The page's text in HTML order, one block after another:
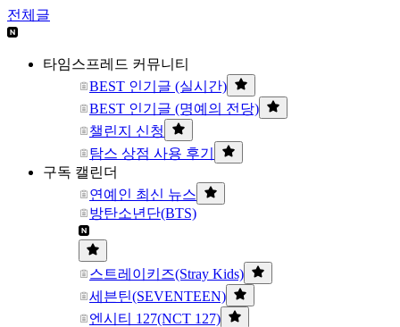
전체글
타임스프레드 커뮤니티
BEST 인기글 (실시간)
BEST 인기글 (명예의 전당)
챌린지 신청
탐스 상점 사용 후기
구독 캘린더
연예인 최신 뉴스
방탄소년단(BTS)
스트레이키즈(Stray Kids)
세븐틴(SEVENTEEN)
엔시티 127(NCT 127)